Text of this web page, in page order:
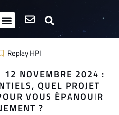
Replay HPI
12 NOVEMBRE 2024 :
QUEL PROJET
VOUS ÉPANOUIR
?